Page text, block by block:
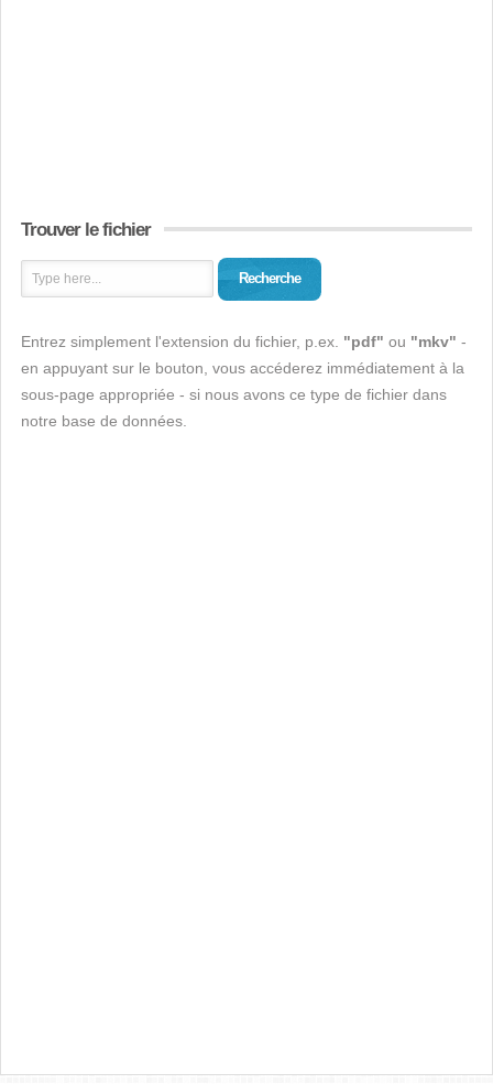
Trouver le fichier
Recherche
Entrez simplement l'extension du fichier, p.ex. "pdf" ou "mkv" -
en appuyant sur le bouton, vous accéderez immédiatement à la
sous-page appropriée - si nous avons ce type de fichier dans
notre base de données.